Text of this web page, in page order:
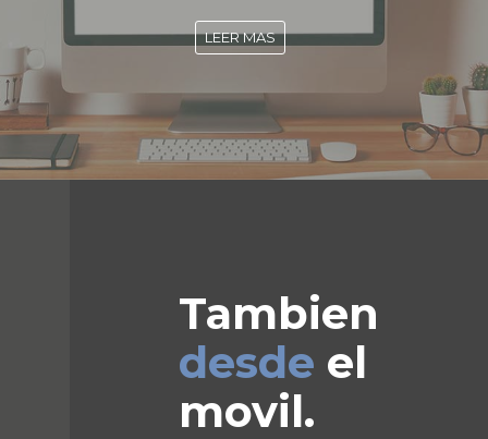
LEER MAS
Tambien
desde el
movil.